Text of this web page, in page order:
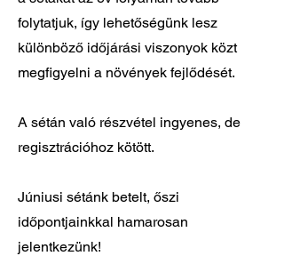
folytatjuk, így lehetőségünk lesz
különböző időjárási viszonyok közt
megfigyelni a növények fejlődését.
A sétán való részvétel ingyenes, de
regisztrációhoz kötött.
Júniusi sétánk betelt, őszi
időpontjainkkal hamarosan
jelentkezünk!